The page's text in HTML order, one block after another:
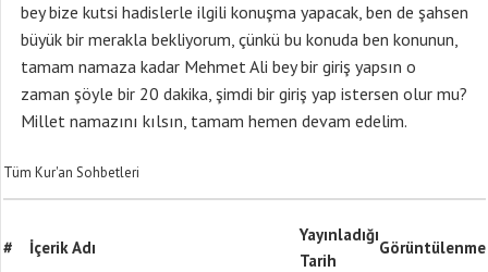
bey bize kutsi hadislerle ilgili konuşma yapacak, ben de şahsen
büyük bir merakla bekliyorum, çünkü bu konuda ben konunun,
tamam namaza kadar Mehmet Ali bey bir giriş yapsın o
zaman şöyle bir 20 dakika, şimdi bir giriş yap istersen olur mu?
Millet namazını kılsın, tamam hemen devam edelim.
Tüm Kur'an Sohbetleri
# İçerik Adı
Yayınladığı
Tarih
Görüntülenme